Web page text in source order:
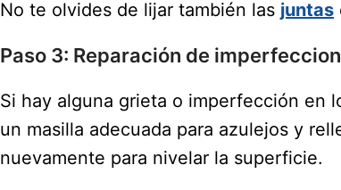
No te olvides de lijar también las juntas
Paso 3: Reparación de
Si hay alguna grieta o imperfección en
un masilla adecuada para azulejos y
nuevamente para nivelar la superficie.